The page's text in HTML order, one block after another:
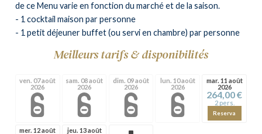
de ce Menu varie en fonction du marché et de la saison.
- 1 cocktail maison par personne
- 1 petit déjeuner buffet (ou servi en chambre) par personne
Meilleurs tarifs & disponibilités
ven. 07 août
2026
sam. 08 août
2026
dim. 09 août
2026
lun. 10 août
2026
mar. 11 août
2026
264,00 €
2 pers.
Reserva
mer. 12 août
jeu. 13 août